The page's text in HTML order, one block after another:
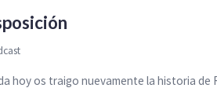
hoy os traigo nuevamente la historia de